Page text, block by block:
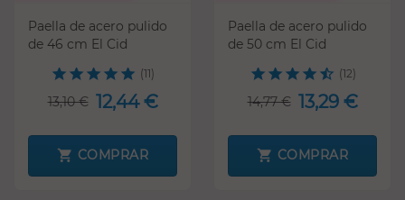
Paella de acero pulido
de 46 cm El Cid
(11)
13,10 € 12,44 €
COMPRAR
Paella de acero pulido
de 50 cm El Cid
(12)
14,77 € 13,29 €
COMPRAR